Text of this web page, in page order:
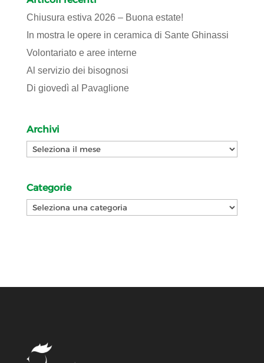
Chiusura estiva 2026 – Buona estate!
In mostra le opere in ceramica di Sante Ghinassi
Volontariato e aree interne
Al servizio dei bisognosi
Di giovedì al Pavaglione
Archivi
Archivi
Categorie
Categorie